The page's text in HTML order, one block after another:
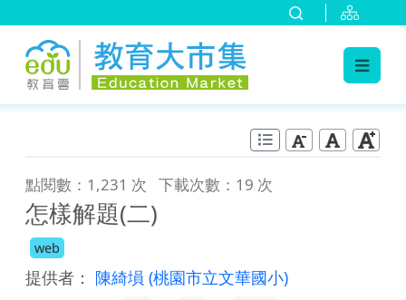
點閱數：1,231 次 下載次數：19 次
怎樣解題(二)
web
提供者： 陳綺塤 (桃園市立文華國小)